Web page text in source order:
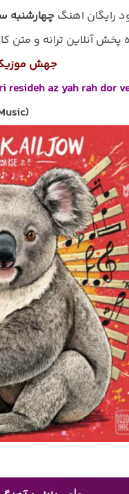
رایگان اهنگچهارشنبه
آنلاین ترانه و متن کامل
جهش
resideh az yah rah dor